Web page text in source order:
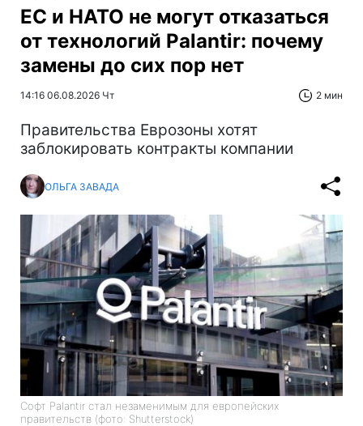
ЕС и НАТО не могут отказаться
от технологий Palantir: почему
замены до сих пор нет
14:16 06.08.2026 Чт 2 мин
Правительства Еврозоны хотят
заблокировать контракты компании
ОЛЬГА ЗАВАДА
Софт Palantir стал незаменимым для европейских
правительств (фото: Shutterstock)